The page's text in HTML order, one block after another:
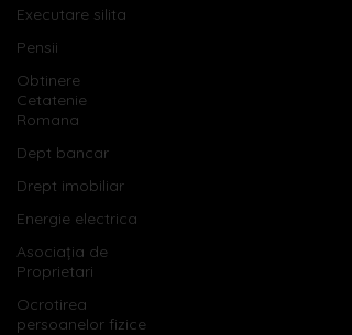
Executare silita
Pensii
Obtinere
Cetatenie
Romana
Dept bancar
Drept imobiliar
Energie electrica
Asociația de
Proprietari
Ocrotirea
persoanelor fizice